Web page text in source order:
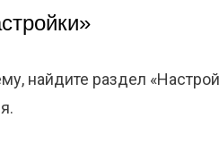
найдите раздел